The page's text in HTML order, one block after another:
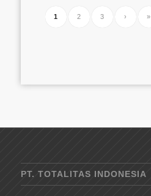
1 2 3 › »
PT. TOTALITAS INDONESIA